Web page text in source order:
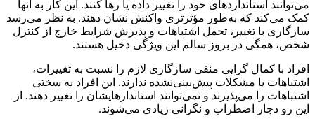
می‌توانند استانداردهای خود را تغییر داده یا رها کنند. این کار به آنها
کمک می‌کند که به‌طور مؤثرتری واکنش نشان دهند. به نظر می‌رسد
سازگاری با تغییر، تحمل اشتباهات و پذیرش شرایط خارج از کنترل
شخص، همگی در بروز سالم این ویژگی دخیل هستند.
افراد با کمال گرایی منفی سازگاری لازم را نسبت به تغییرات،
اشتباهات یا مشکلات پیش‌بینی‌نشده ندارند. این افراد به سختی
اشتباهات را می‌پذیرند و نمی‌توانند استاندارهایشان را تغییر دهند. از
این رو دچار اضطراب و نگرانی زیادی می‌شوند.